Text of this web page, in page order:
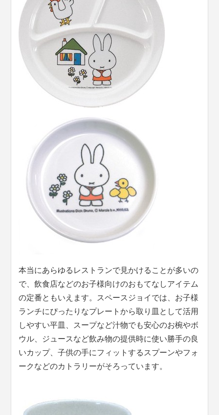
本当にあらゆるレストランで見かけることが多いの
で、飲食店などのお子様向けのおもてなしアイテム
の定番ともいえます。スペースジョイでは、お子様
ランチにぴったりなプレートから取り皿として活用
しやすい平皿、スープなど汁物でも安心のお椀やボ
ウル、ジュースなど飲み物の提供時に使い勝手の良
いカップ、子供の手にフィットするスプーンやフォ
ークなどのカトラリーがそろっています。